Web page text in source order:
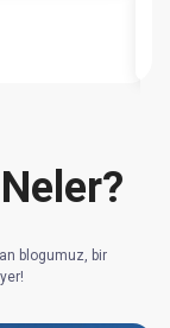
blogumuz, bir